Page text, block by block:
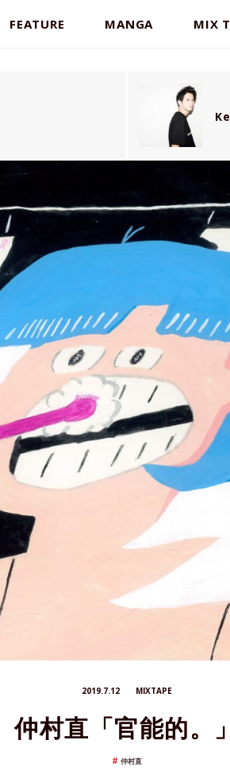
FEATURE MANGA MIX
2019.7.12 MIXTAPE
仲村直「官能的。」
仲村直